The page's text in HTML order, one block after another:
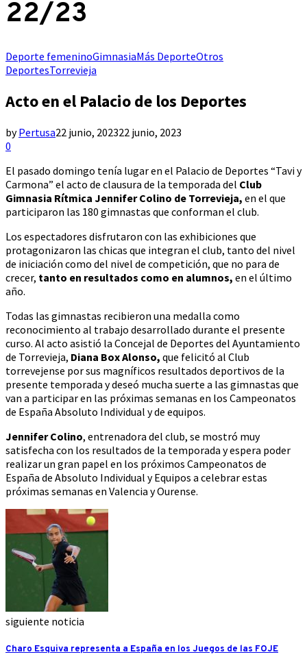
22/23
Deporte femeninoGimnasiaMás DeporteOtros
DeportesTorrevieja
Acto en el Palacio de los Deportes
byPertusa22 junio, 202322 junio, 2023
0
El pasado domingo tenía lugar en el Palacio de Deportes “Tavi y
Carmona” el acto de clausura de la temporada del Club
Gimnasia Rítmica Jennifer Colino de Torrevieja, en el que
participaron las 180 gimnastas que conforman el club.
Los espectadores disfrutaron con las exhibiciones que
protagonizaron las chicas que integran el club, tanto del nivel
de iniciación como del nivel de competición, que no para de
crecer, tanto en resultados como en alumnos, en el último
año.
Todas las gimnastas recibieron una medalla como
reconocimiento al trabajo desarrollado durante el presente
curso. Al acto asistió la Concejal de Deportes del Ayuntamiento
de Torrevieja, Diana Box Alonso, que felicitó al Club
torrevejense por sus magníficos resultados deportivos de la
presente temporada y deseó mucha suerte a las gimnastas que
van a participar en las próximas semanas en los Campeonatos
de España Absoluto Individual y de equipos.
Jennifer Colino, entrenadora del club, se mostró muy
satisfecha con los resultados de la temporada y espera poder
realizar un gran papel en los próximos Campeonatos de
España de Absoluto Individual y Equipos a celebrar estas
próximas semanas en Valencia y Ourense.
siguiente noticia
Charo Esquiva representa a España en los Juegos de las FOJE